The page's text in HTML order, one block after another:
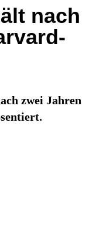
nach
zwei Jahren